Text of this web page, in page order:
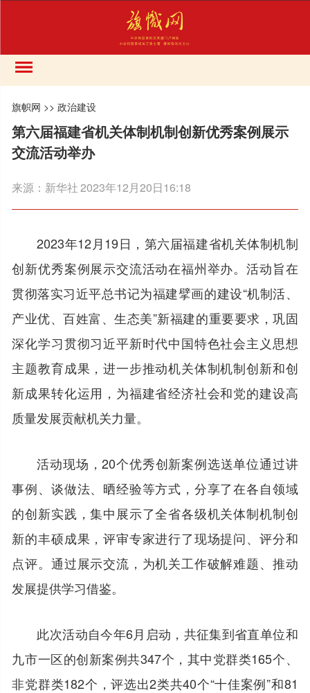
旗帜网 >>政治建设
第六届福建省机关体制机制创新优秀案例展示
交流活动举办
来源： 新华社2023年12月20日16:18
2023年12月19日，第六届福建省机关体制机制
创新优秀案例展示交流活动在福州举办。活动旨在
贯彻落实习近平总书记为福建擘画的建设“机制活、
产业优、百姓富、生态美”新福建的重要要求，巩固
深化学习贯彻习近平新时代中国特色社会主义思想
主题教育成果，进一步推动机关体制机制创新和创
新成果转化运用，为福建省经济社会和党的建设高
质量发展贡献机关力量。
活动现场，20个优秀创新案例选送单位通过讲
事例、谈做法、晒经验等方式，分享了在各自领域
的创新实践，集中展示了全省各级机关体制机制创
新的丰硕成果，评审专家进行了现场提问、评分和
点评。通过展示交流，为机关工作破解难题、推动
发展提供学习借鉴。
此次活动自今年6月启动，共征集到省直单位和
九市一区的创新案例共347个，其中党群类165个、
非党群类182个，评选出2类共40个“十佳案例”和81